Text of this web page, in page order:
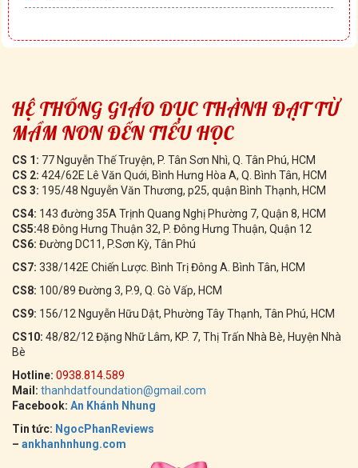
HỆ THỐNG GIÁO DỤC THÀNH ĐẠT TỪ
MẦM NON ĐẾN TIỂU HỌC
CS 1: 77 Nguyễn Thế Truyện, P. Tân Sơn Nhì, Q. Tân Phú, HCM
CS 2: 424/62E Lê Văn Quới, Bình Hưng Hòa A, Q. Bình Tân, HCM
CS 3: 195/48 Nguyễn Văn Thương, p25, quận Bình Thạnh, HCM
CS4: 143 đường 35A Trịnh Quang Nghị Phường 7, Quận 8, HCM
CS5:48 Đông Hưng Thuận 32, P. Đông Hưng Thuận, Quận 12
CS6: Đường DC11, P.Sơn Kỳ, Tân Phú
CS7: 338/142E Chiến Lược. Bình Trị Đông A. Bình Tân, HCM
CS8: 100/89 Đường 3, P.9, Q. Gò Vấp, HCM
CS9: 156/12 Nguyễn Hữu Dật, Phường Tây Thạnh, Tân Phú, HCM
CS10: 48/82/12 Đặng Nhữ Lâm, KP. 7, Thị Trấn Nhà Bè, Huyện Nhà
Bè
Hotline: 0938.814.589
Mail: thanhdatfoundation@gmail.com
Facebook: An Khánh Nhung
Tin tức: NgocPhanReviews
– ankhanhnhung.com